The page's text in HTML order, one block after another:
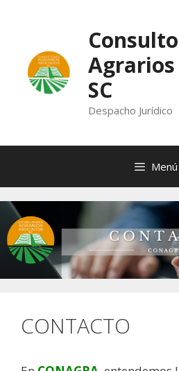
SC
Despacho Jurídico
Menú
CONTACTO